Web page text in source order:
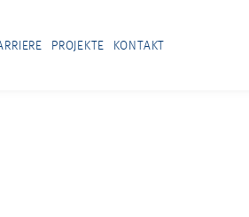
PROJEKTE KONTAKT